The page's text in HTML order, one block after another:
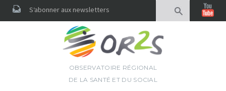
S‘abonner aux newsletters
OBSERVATOIRE RÉGIONAL
DE LA SANTÉ ET DU SOCIAL